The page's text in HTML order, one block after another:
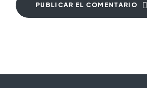
PUBLICAR EL COMENTARIO